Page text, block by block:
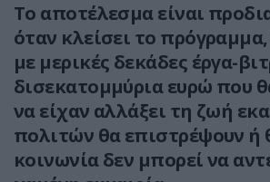
Το αποτέλεσμα είναι
όταν κλείσει το
με μερικές δεκάδες έργα-
δισεκατομμύρια ευρώ που
να είχαν αλλάξει τη ζωή
πολιτών θα επιστρέψουν ή
κοινωνία δεν μπορεί να